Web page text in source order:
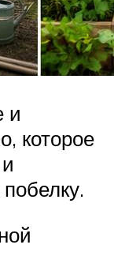
и
которое